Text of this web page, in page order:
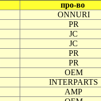
про-во
ONNURI
PR
JC
JC
PR
PR
OEM
INTERPARTS
AMP